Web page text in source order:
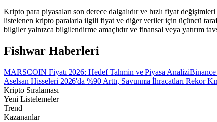
Bilgi
Ticaret bilgileri vb. dahil olmak üzere büyük veri analizi.
Kripto para piyasaları son derece dalgalıdır ve hızlı fiyat
listelenen kripto paralarla ilgili fiyat ve diğer veriler için üçüncü
bilgiler yalnızca bilgilendirme amaçlıdır ve finansal veya yatırım
Fishwar Haberleri
MARSCOIN Fiyatı 2026: Hedef Tahmin ve Piyasa AnaliziBinance
Aselsan Hisseleri 2026'da %90 Arttı, Savunma İhracatları Rekor
Kripto Sıralaması
Yeni Listelemeler
Trend
Kazananlar